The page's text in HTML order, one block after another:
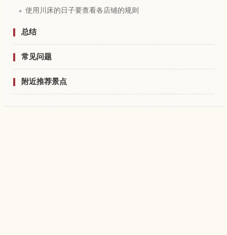
使用川床的日子要查看各店铺的规则
总结
常见问题
附近推荐景点